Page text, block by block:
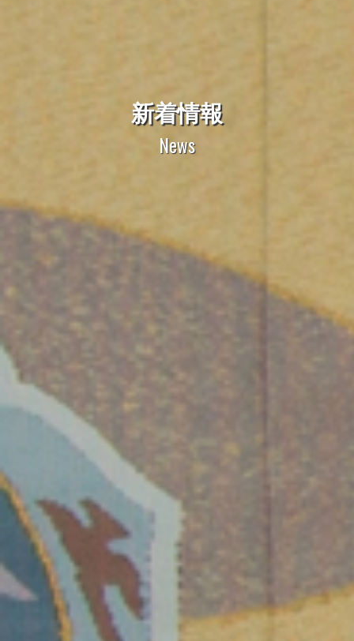
新着情報
News